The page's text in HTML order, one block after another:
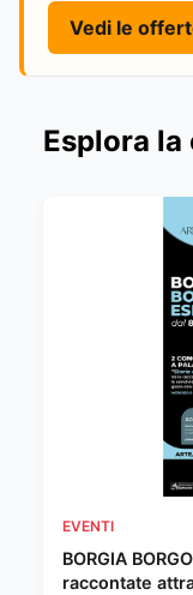
Vedi le
Esplora
EVENTI
BORGIA
raccontate